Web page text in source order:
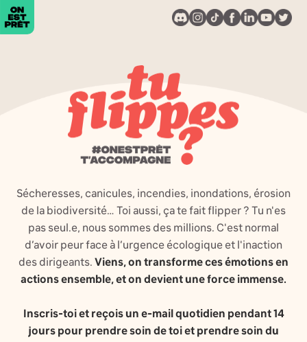
Sécheresses, canicules, incendies, inondations, érosion
de la biodiversité… Toi aussi, ça te fait flipper ? Tu n'es
pas seul.e, nous sommes des millions. C'est normal
d’avoir peur face à l’urgence écologique et l'inaction
des dirigeants. Viens, on transforme ces émotions en
actions ensemble, et on devient une force immense.
Inscris-toi et reçois un e-mail quotidien pendant 14
jours pour prendre soin de toi et prendre soin du